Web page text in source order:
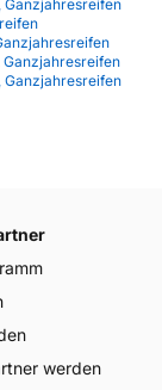
Ganzjahresreifen
Ganzjahresreifen
Ganzjahresreifen
werden